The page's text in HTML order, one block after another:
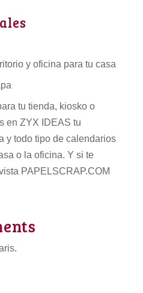
y oficina para tu casa
tu tienda, kiosko o
en ZYX IDEAS tu
y todo tipo de calendarios
o la oficina. Y si te
PAPELSCRAP.COM